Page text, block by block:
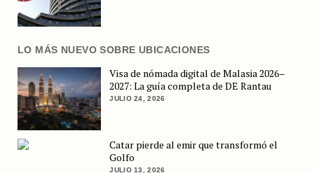
LO MÁS NUEVO SOBRE UBICACIONES
Visa de nómada digital de Malasia 2026–
2027: La guía completa de DE Rantau
JULIO 24, 2026
Catar pierde al emir que transformó el
Golfo
JULIO 13, 2026